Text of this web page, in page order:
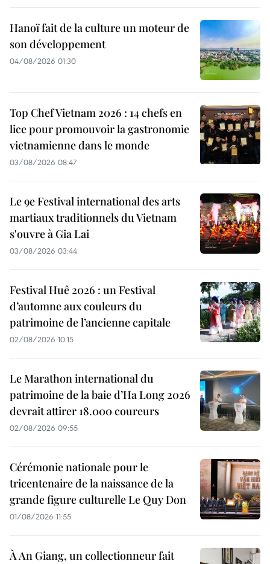
Hanoï fait de la culture un moteur de
son développement
04/08/2026 01:30
Top Chef Vietnam 2026 : 14 chefs en
lice pour promouvoir la gastronomie
vietnamienne dans le monde
03/08/2026 08:47
Le 9e Festival international des arts
martiaux traditionnels du Vietnam
s'ouvre à Gia Lai
03/08/2026 03:44
Festival Huê 2026 : un Festival
d’automne aux couleurs du
patrimoine de l’ancienne capitale
02/08/2026 10:15
Le Marathon international du
patrimoine de la baie d’Ha Long 2026
devrait attirer 18.000 coureurs
02/08/2026 09:55
Cérémonie nationale pour le
tricentenaire de la naissance de la
grande figure culturelle Le Quy Don
01/08/2026 11:55
À An Giang, un collectionneur fait